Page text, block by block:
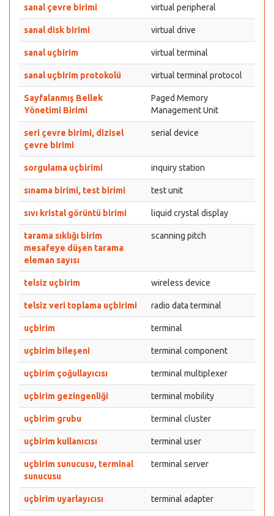
sanal çevre birimi virtual peripheral
sanal disk birimi virtual drive
sanal uçbirim virtual terminal
sanal uçbirim protokolü virtual terminal protocol
Sayfalanmış Bellek
Yönetimi Birimi
Paged Memory
Management Unit
seri çevre birimi, dizisel
çevre birimi
serial device
sorgulama uçbirimi inquiry station
sınama birimi, test birimi test unit
sıvı kristal görüntü birimi liquid crystal display
tarama sıklığı birim
mesafeye düşen tarama
eleman sayısı
scanning pitch
telsiz uçbirim wireless device
telsiz veri toplama uçbirimi radio data terminal
uçbirim terminal
uçbirim bileşeni terminal component
uçbirim çoğullayıcısı terminal multiplexer
uçbirim gezingenliği terminal mobility
uçbirim grubu terminal cluster
uçbirim kullanıcısı terminal user
uçbirim sunucusu, terminal
sunucusu
terminal server
uçbirim uyarlayıcısı terminal adapter